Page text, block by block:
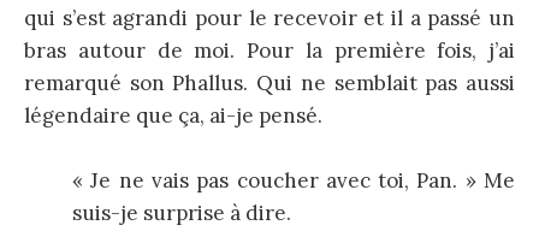
qui s’est agrandi pour le recevoir et il a passé un
bras autour de moi. Pour la première fois, j’ai
remarqué son Phallus. Qui ne semblait pas aussi
légendaire que ça, ai-je pensé.
« Je ne vais pas coucher avec toi, Pan. » Me
suis-je surprise à dire.